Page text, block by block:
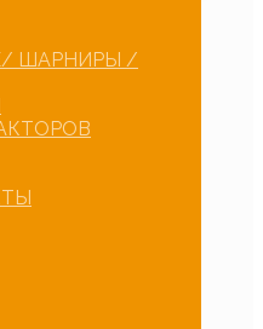
ШАРНИРЫ /